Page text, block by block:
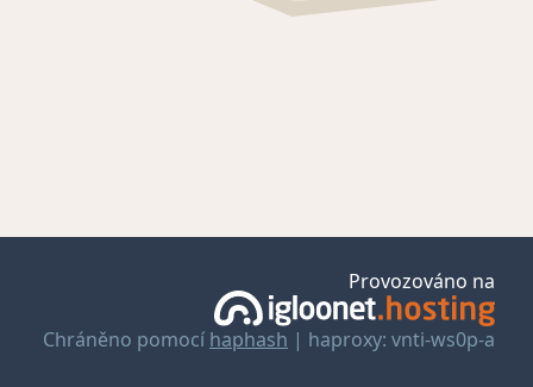
Provozováno na
Chráněno pomocí haphash | haproxy: vnti-ws0p-a